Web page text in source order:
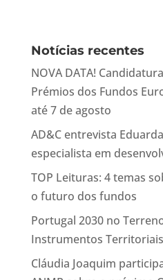
Notícias recentes
NOVA DATA!
Prémios dos Fundos
até 7 de agosto
AD&C entrevista
especialista em
TOP Leituras: 4 temas
o futuro dos fundos
Portugal 2030 no
Instrumentos
Cláudia Joaquim